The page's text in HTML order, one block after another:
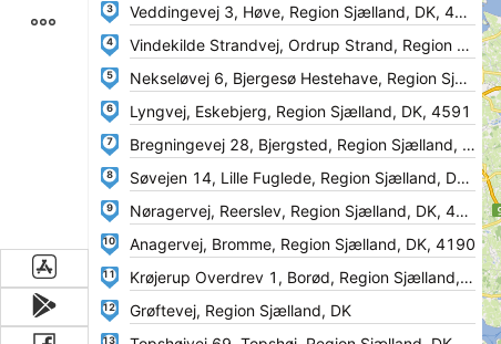
3
4
5
6
7
8
9
10
11
12
13